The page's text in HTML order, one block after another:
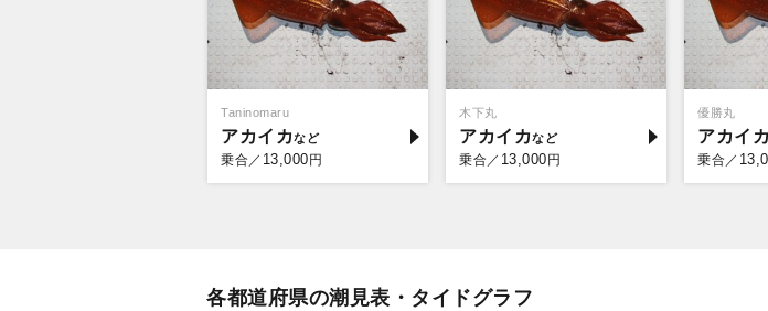
Taninomaru
アカイカ
乗合／ 13,000 円
木下丸
アカイカ
乗合／ 13,000 円
優勝丸
アカイカ
乗合／
各都道府県の潮見表・タイドグラフ